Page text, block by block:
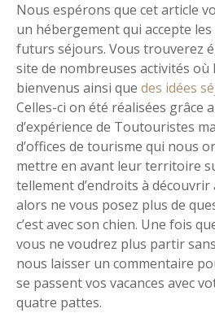
Nous espérons que cet article
un hébergement qui accepte
futurs séjours. Vous trouverez
site de nombreuses activités où
bienvenus ainsi que des idées
Celles-ci on été réalisées grâce
d’expérience de Toutouristes
d’offices de tourisme qui nous
mettre en avant leur territoire
tellement d’endroits à découvrir
alors ne vous posez plus de
c’est avec son chien. Une fois
vous ne voudrez plus partir
nous laisser un commentaire
se passent vos vacances avec
quatre pattes.